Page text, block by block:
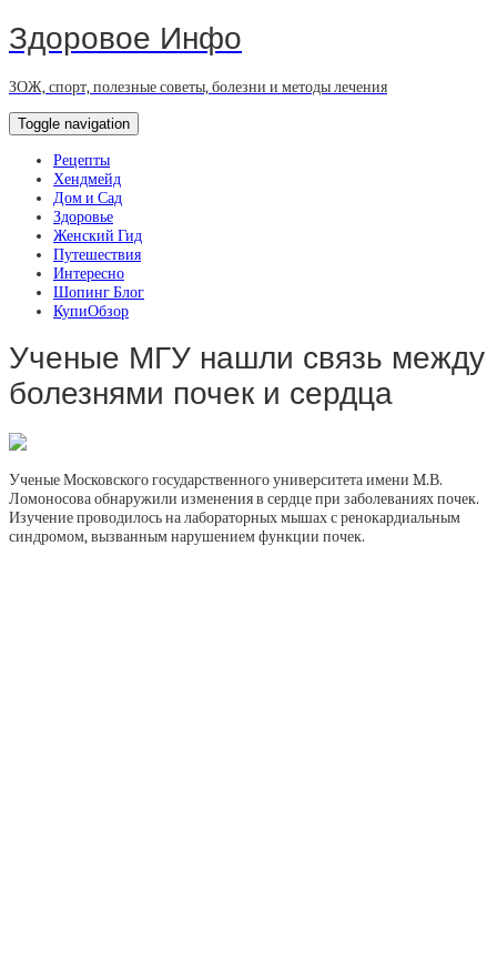
Здоровое Инфо
ЗОЖ, спорт, полезные советы, болезни и методы лечения
Toggle navigation
Рецепты
Хендмейд
Дом и Сад
Здоровье
Женский Гид
Путешествия
Интересно
Шопинг Блог
КупиОбзор
Ученые МГУ нашли связь между
болезнями почек и сердца
Ученые Московского государственного университета имени M.В.
Ломоносова обнаружили изменения в сердце при заболеваниях почек.
Изучение проводилось на лабораторных мышах с ренокардиальным
синдромом, вызванным нарушением функции почек.